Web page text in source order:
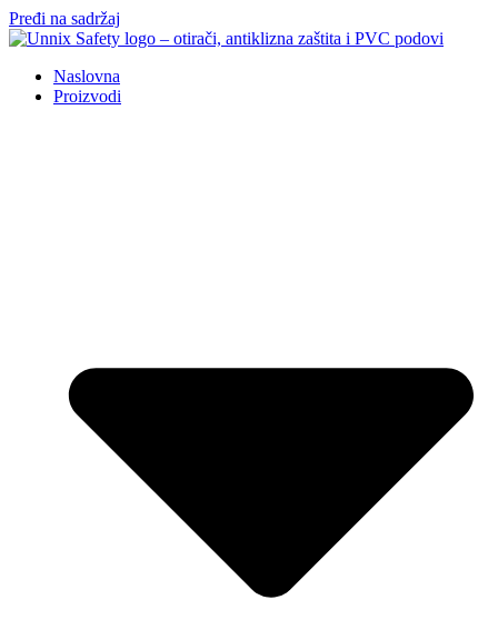
Pređi na sadržaj
Naslovna
Proizvodi